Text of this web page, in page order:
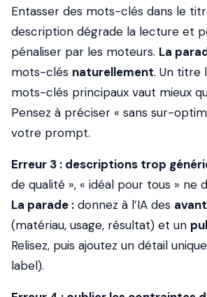
Entasser des mots-clés dans le
description dégrade la lecture et
pénaliser par les moteurs. La
mots-clés naturellement. Un titre
mots-clés principaux vaut mieux
Pensez à préciser « sans sur-
votre prompt.
Erreur 3 : descriptions trop
de qualité », « idéal pour tous » ne
La parade : donnez à l’IA des
(matériau, usage, résultat) et un
Relisez, puis ajoutez un détail
label).